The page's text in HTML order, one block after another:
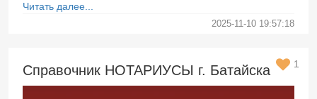
Читать далее...
2025-11-10 19:57:18
Справочник НОТАРИУСЫ г. Батайска 1